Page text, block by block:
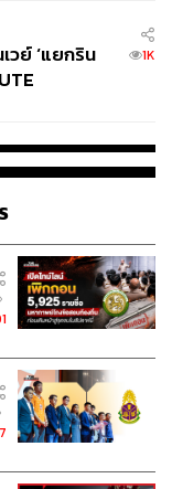
งที่มีผลต่อความ
จากภาครัฐ
ภาพขั้นพื้นฐานที่
วย์ ‘แยกริน
1K